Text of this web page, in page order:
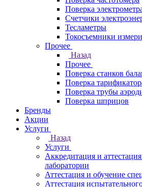
Поверка
Счетчики
Тесламетры
Токосъемники
Прочее
Назад
Прочее
Поверка станков
Поверка
Поверка трубы
Поверка шприцов
Бренды
Акции
Услуги
Назад
Услуги
Аккредитация и
лаборатории
Аттестация и обучение
Аттестация